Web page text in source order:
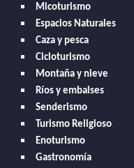
Micoturismo
Espacios Naturales
Caza y pesca
Cicloturismo
Montaña y nieve
Ríos y embalses
Senderismo
Turismo Religioso
Enoturismo
Gastronomía